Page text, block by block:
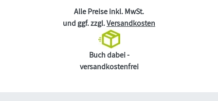
Alle Preise inkl. MwSt.
und ggf. zzgl.Versandkosten
Buch dabei -
versandkostenfrei